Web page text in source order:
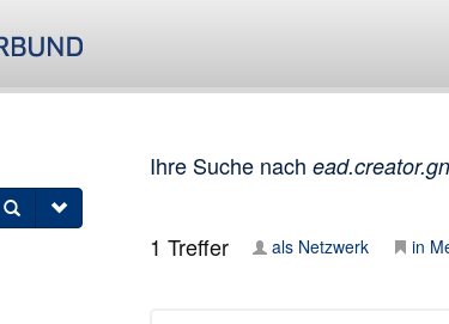
Ihre Suche nach
1 Treffer als Netzwerk in